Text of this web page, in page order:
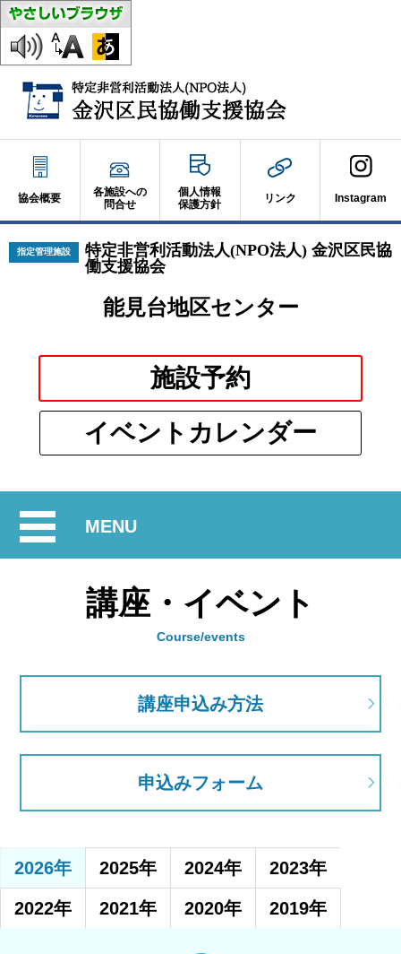
協会概要
各施設への
問合せ
個人情報
保護方針
リンク Instagram
特定非営利活動法人(NPO法人) 金沢区民協
働支援協会
指定管理施設
能見台地区センター
施設予約別
ウ
ィ
ン
開
イベント カレンダー別
ウ
ウ
MENU開
閉
講座・イベント
Course/events
講座申込み方法
申込みフォーム
2026年 2025年 2024年 2023年
2022年 2021年 2020年 2019年